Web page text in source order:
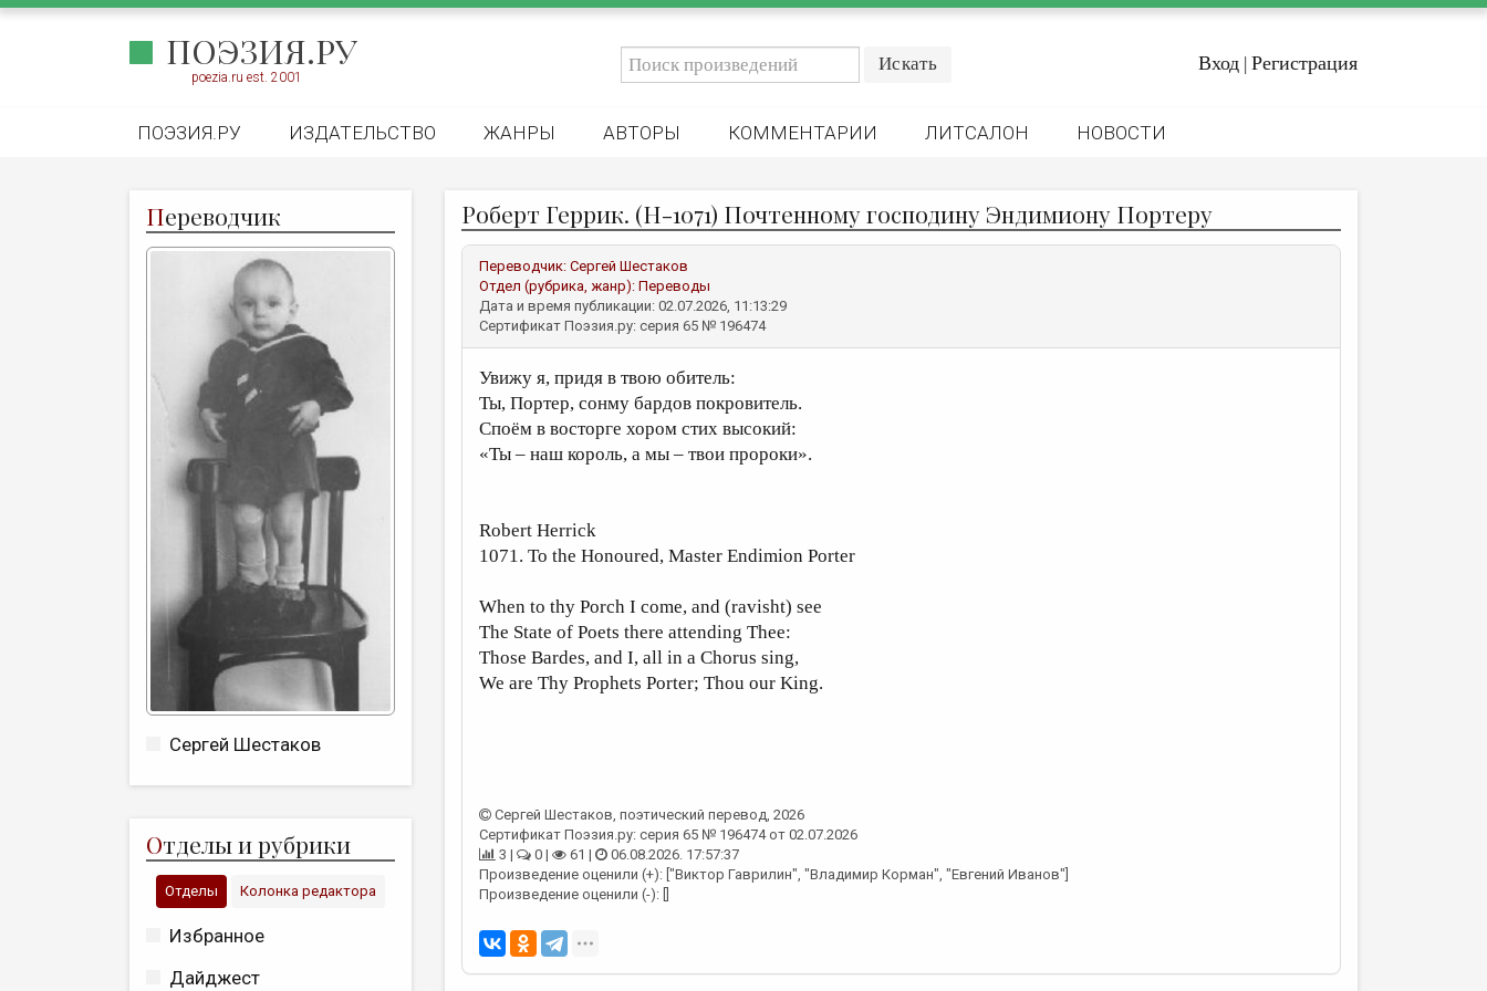
ПОЭЗИЯ.РУ
poezia.ru est. 2001
Вход | Регистрация
ПОЭЗИЯ.РУ ИЗДАТЕЛЬСТВО ЖАНРЫ АВТОРЫ КОММЕНТАРИИ ЛИТСАЛОН НОВОСТИ
Переводчик
Сергей Шестаков
Отделы и рубрики
Отделы Колонка редактора
Избранное
Дайджест
Роберт Геррик. (Н-1071) Почтенному господину Эндимиону Портеру
Переводчик: Сергей Шестаков
Отдел (рубрика, жанр): Переводы
Дата и время публикации: 02.07.2026, 11:13:29
Сертификат Поэзия.ру: серия 65 № 196474
Увижу я, придя в твою обитель:
Ты, Портер, сонму бардов покровитель.
Споём в восторге хором стих высокий:
«Ты – наш король, а мы – твои пророки».
Robert Herrick
1071. To the Honoured, Master Endimion Porter
When to thy Porch I come, and (ravisht) see
The State of Poets there attending Thee:
Those Bardes, and I, all in a Chorus sing,
We are Thy Prophets Porter; Thou our King.
Сергей Шестаков, поэтический перевод, 2026
Сертификат Поэзия.ру: серия 65 № 196474 от 02.07.2026
3 |
0 | 61 |
06.08.2026. 17:57:37
Произведение оценили (+): ["Виктор Гаврилин", "Владимир Корман", "Евгений Иванов"]
Произведение оценили (-): []